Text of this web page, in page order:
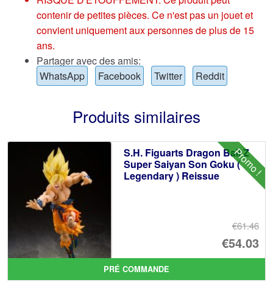
contenir de petites pièces. Ce n'est pas un jouet et
convient uniquement aux personnes de plus de 15
ans.
Partager avec des amis:
WhatsApp
Facebook Twitter Reddit
Produits similaires
Promo !
S.H. Figuarts Dragon Ball Z
Super Saiyan Son Goku (
Legendary ) Reissue
€61.46
Le
€54.03
Le
PRÉ COMMANDE